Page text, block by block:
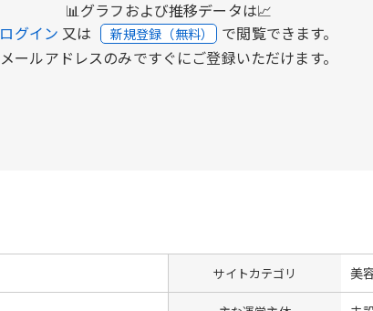
📊グラフおよび推移データは📈
ログイン 又は 新規登録（無料） で閲覧できます。
メールアドレスのみですぐにご登録いただけます。
サイトカテゴリ 美